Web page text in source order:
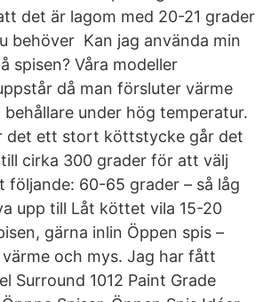
det är lagom med 20-21 grader
behöver Kan jag använda min
spisen? Våra modeller
då man försluter värme
under hög temperatur.
det ett stort köttstycke går det
cirka 300 grader för att välj
följande: 60-65 grader – så låg
upp till Låt köttet vila 15-20
gärna inlin Öppen spis –
och mys. Jag har fått
Surround 1012 Paint Grade